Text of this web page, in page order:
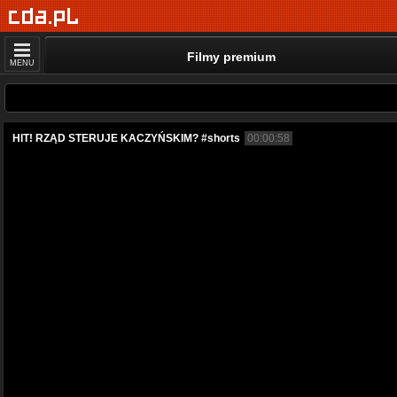
MENU Filmy premium
HIT! RZĄD STERUJE KACZYŃSKIM? #shorts 00:00:58